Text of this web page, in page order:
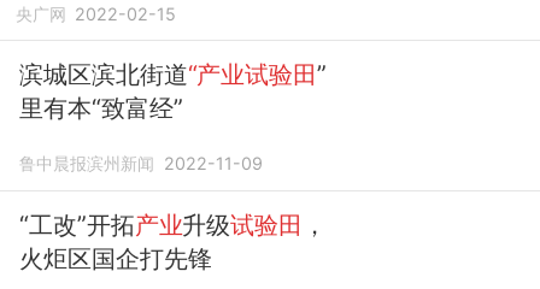
央广网 2022-02-15
滨城区滨北街道“产业试验田”
里有本“致富经”
鲁中晨报滨州新闻 2022-11-09
“工改”开拓产业升级试验田 ，
火炬区国企打先锋